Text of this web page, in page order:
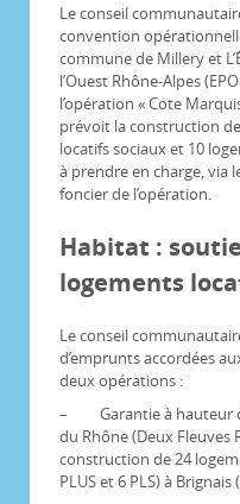
Le conseil
convention
commune de Millery et
l’Ouest Rhône-Alpes
l’opération « Cote
prévoit la construction
locatifs sociaux et 10
à prendre en charge, via
foncier de l’opération.
Habitat :
logements
Le conseil
d’emprunts accordées
deux opérations :
– Garantie à hauteur de
du Rhône (Deux
construction de 24
PLUS et 6 PLS) à Brignais